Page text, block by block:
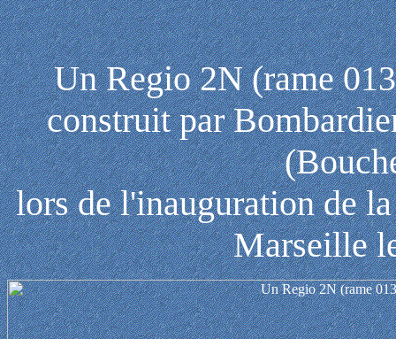
Un Regio 2N (rame
construit par
lors de l'inauguration de
Marseille